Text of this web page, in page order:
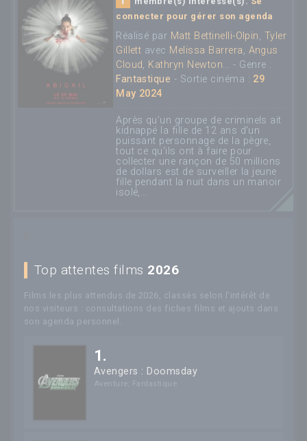
connecter pour gérer son agenda
Réalisé par Matt Bettinelli-Olpin, Tyler
Gillett avec Melissa Barrera, Angus
Cloud, Kathryn Newton... - Genre :
Fantastique - Sortie cinéma : 29
May 2024
Après qu'un groupe de criminels ait
kidnappé la fille de 12 ans d'un
puissant personnage de la pègre,
tout ce qu'ils ont à faire pour
collecter une rançon de 50 millions
de dollars est de surveiller la jeune
fille pendant la nuit dans un manoir
isolé,...
Top attentes films 2026
Films les plus attendus de 2026, classés selon l’intérêt de
nos visiteurs : consultations des fiches films et ajouts dans
son agenda personnel.
1.
Avengers : Doomsday
Aventure Fantastique